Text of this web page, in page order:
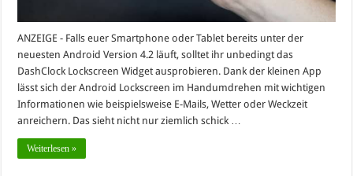
ANZEIGE - Falls euer Smartphone oder Tablet bereits unter der
neuesten Android Version 4.2 läuft, solltet ihr unbedingt das
DashClock Lockscreen Widget ausprobieren. Dank der kleinen App
lässt sich der Android Lockscreen im Handumdrehen mit wichtigen
Informationen wie beispielsweise E-Mails, Wetter oder Weckzeit
anreichern. Das sieht nicht nur ziemlich schick …
Weiterlesen »